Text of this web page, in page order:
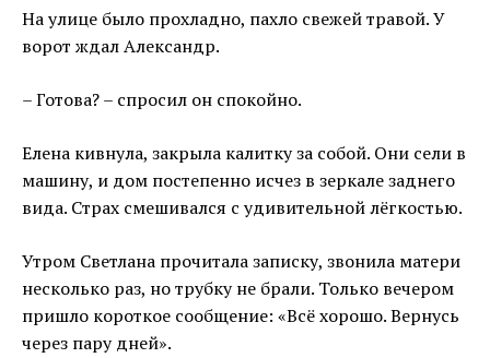
На улице было прохладно, пахло свежей травой. У
ворот ждал Александр.
– Готова? – спросил он спокойно.
Елена кивнула, закрыла калитку за собой. Они сели в
машину, и дом постепенно исчез в зеркале заднего
вида. Страх смешивался с удивительной лёгкостью.
Утром Светлана прочитала записку, звонила матери
несколько раз, но трубку не брали. Только вечером
пришло короткое сообщение: «Всё хорошо. Вернусь
через пару дней».